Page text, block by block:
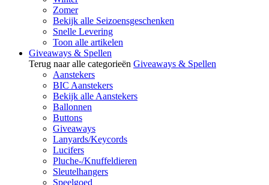
Zomer
Bekijk alle Seizoensgeschenken
Snelle Levering
Toon alle artikelen
Giveaways & Spellen
Terug naar alle categorieën Giveaways & Spellen
Aanstekers
BIC Aanstekers
Bekijk alle Aanstekers
Ballonnen
Buttons
Giveaways
Lanyards/Keycords
Lucifers
Pluche-/Knuffeldieren
Sleutelhangers
Speelgoed